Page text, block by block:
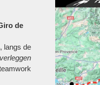
de
langs de